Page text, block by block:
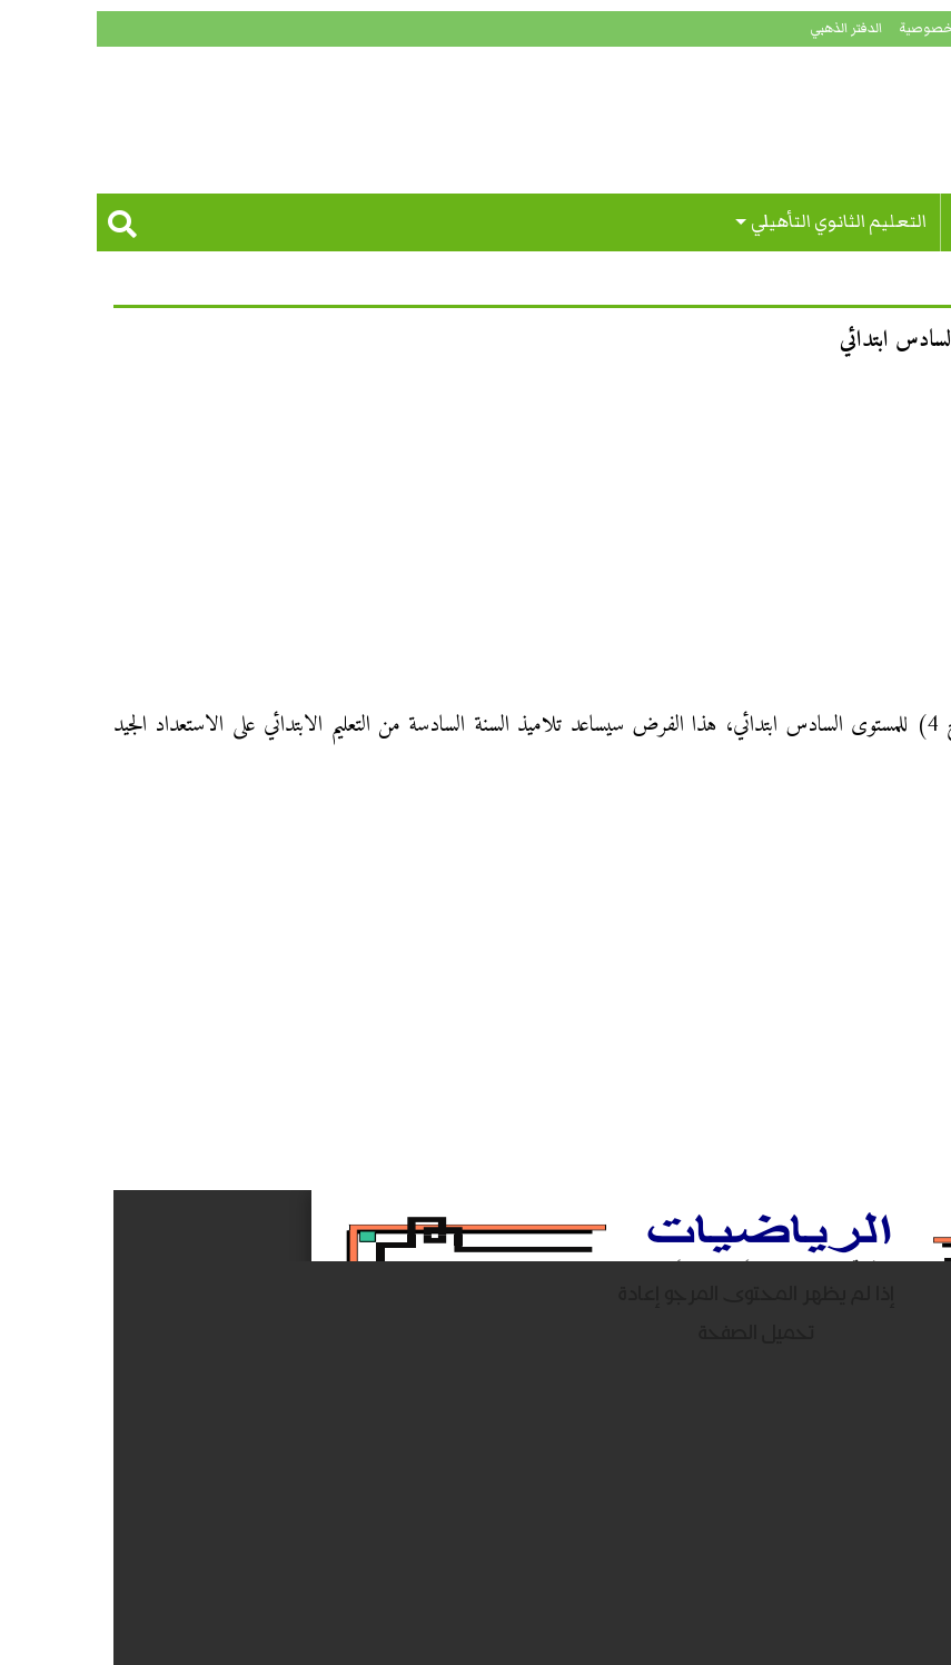
الدفتر الذهبي
التعليم الثانوي التأهيلي
الفرض الثاني في مادة الرياضيات الدورة الأولى (النموذج 4) للمستوى السادس ابتدائي، هذا الفرض سيساعد تلاميذ السنة السادسة من التعليم الابتدائي على الاستعداد الجيد